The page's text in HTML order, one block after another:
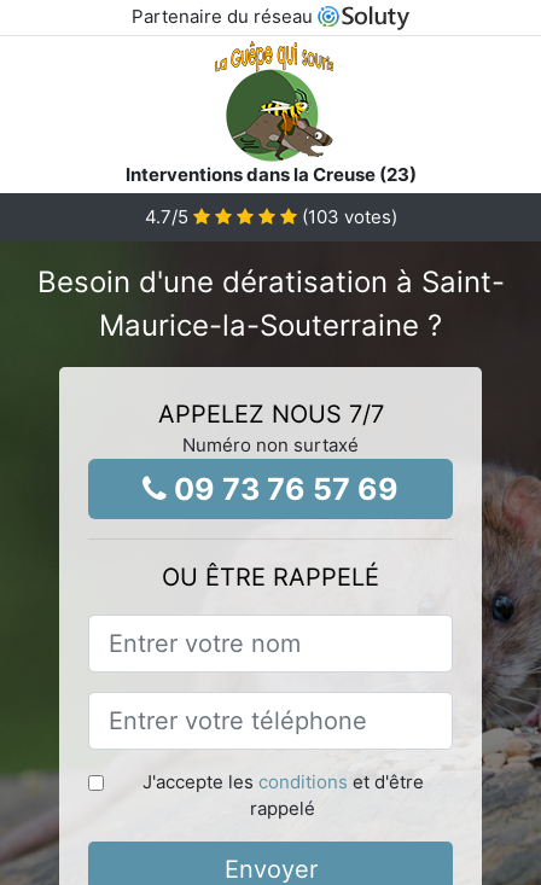
Partenaire du réseau
Interventions dans la Creuse (23)
4.7/5 (103 votes)
Besoin d'une dératisation à Saint-
Maurice-la-Souterraine ?
APPELEZ NOUS 7/7
Numéro non surtaxé
09 73 76 57 69
OU ÊTRE RAPPELÉ
J'accepte les conditions et d'être
rappelé
Envoyer